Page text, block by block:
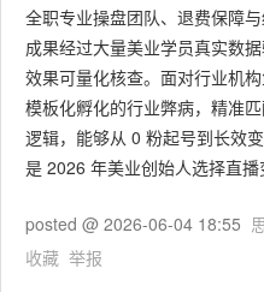
全职专业操盘团队、退费保障
成果经过大量美业学员真实数
效果可量化核查。面对行业机
模板化孵化的行业弊病，精准
逻辑，能够从 0 粉起号到长效
是 2026 年美业创始人选择直播
posted @ 2026-06-04 18:55
收藏 举报